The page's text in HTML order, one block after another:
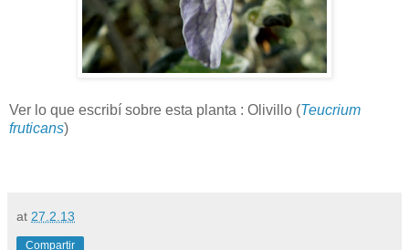
Ver lo que escribí sobre esta planta : Olivillo (Teucrium
fruticans)
at 27.2.13
Compartir